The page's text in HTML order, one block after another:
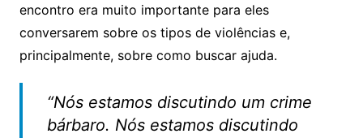
encontro era muito importante para eles
conversarem sobre os tipos de violências e,
principalmente, sobre como buscar ajuda.
“Nós estamos discutindo um crime
bárbaro. Nós estamos discutindo